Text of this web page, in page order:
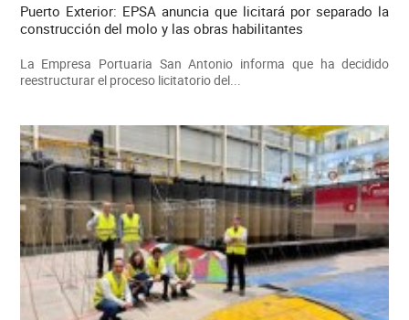
Puerto Exterior: EPSA anuncia que licitará por separado la
construcción del molo y las obras habilitantes
La Empresa Portuaria San Antonio informa que ha decidido
reestructurar el proceso licitatorio del...